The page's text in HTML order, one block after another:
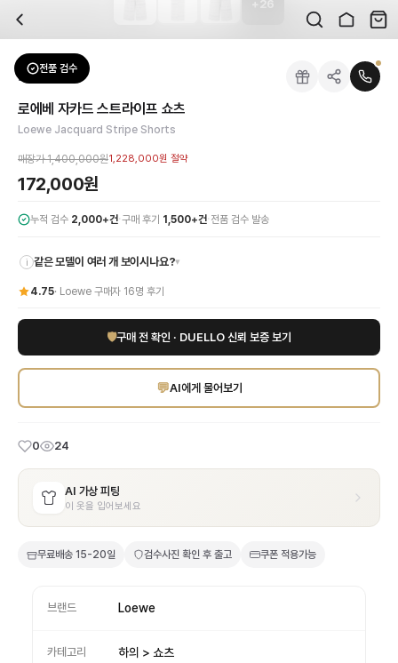
배송은 얼마나 걸리나요?
검수는 어떻게 진행되나요? 검수 사진을 받을 수 있나요?
전문 스태프가 실물 상품을 직접 확인한 후 검수 사진을 제공합니다. 가죽 재질,
교환이나 반품이 가능한가요?
수령 후 7일 이내 신청하시면 상품 하자, 사이즈 불일치, 고객 변심 모두 교환·반
쿠폰과 적립금을 함께 사용할 수 있나요?
네, 쿠폰과 적립금을 결제 시 함께 사용하실 수 있습니다. 적립금은 1,000원 이상
사이즈는 어떻게 선택하나요?
상품 상세의 사이즈 정보를 참고해 선택하시고, 사이즈 선택이 어려우시면 카카오
브랜드:
성별:남성
색상:그레이
가격:172,000원
로에베(Loewe)의 독보적인 장인 정신이 돋보이는 남성 자카드 스트라이프 쇼츠
로에베 자카드 스트라이프 쇼츠
26
전품 검수
Loewe쇼츠
로에베 자카드 스트라이프 쇼츠
Loewe Jacquard Stripe Shorts
매장가1,400,000원1,228,000원 절약
172,000원
누적 검수 2,000+건·구매 후기 1,500+건· 전품 검수 발송
i 같은 모델이 여러 개 보이시나요?▾
4.75· Loewe 구매자 16명 후기
🛡구매 전 확인 · DUELLO 신뢰 보증 보기
💬AI에게 물어보기
0 24
AI 가상 피팅
이 옷을 입어보세요
무료배송 15-20일 검수사진 확인 후 출고 쿠폰 적용가능
브랜드 Loewe
카테고리 하의 > 쇼츠